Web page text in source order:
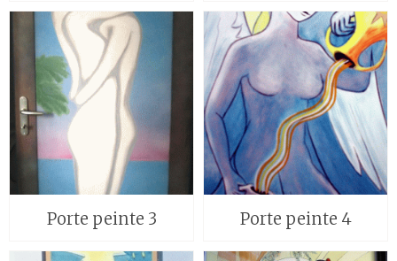
Porte peinte 3 Porte peinte 4